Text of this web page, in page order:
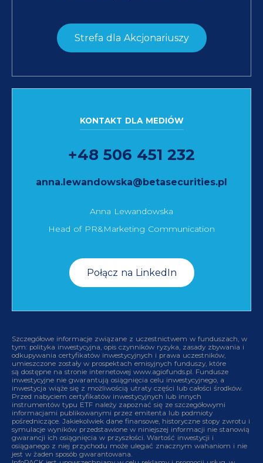
Strefa dla Akcjonariuszy
KONTAKT DLA MEDIÓW
+48 506 451 232
anna.lewandowska@betasecurities.pl
Anna Lewandowska
Head of PR&Marketing Communication
Połącz na LinkedIn
Szczegółowe informacje związane z uczestnictwem w funduszach, w
tym: polityka inwestycyjna, opis czynników ryzyka, zasady zbywania i
odkupywania certyfikatów inwestycyjnych i prawa uczestników,
umieszczone zostały w prospektach emisyjnych funduszy, które
są dostępne na stronie internetowej www.agiofunds.pl. Fundusze
inwestycyjne nie gwarantują osiągnięcia celu inwestycyjnego, a
inwestycja wiąże się z możliwością utraty części lub całości środków.
Przed nabyciem certyfikatów inwestycyjnych lub innych
instrumentów typu ETF należy zapoznać się ze szczegółowymi
informacjami publikowanymi przez emitenta lub podmioty
pośredniczące. Jakiekolwiek dane finansowe, historyczne stopy zwrotu i
symulacje wyników przedstawione w niniejszej informacji nie stanowią
gwarancji ich osiągnięcia w przyszłości. Wartość inwestycji i
osiąganego z niej przychodu może ulegać znacznym wahaniom i nie
jest w żaden sposób gwarantowana.